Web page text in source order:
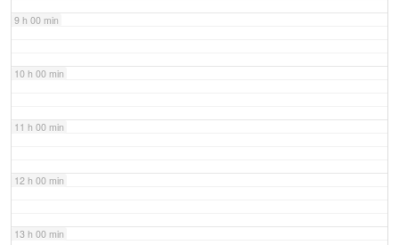
9 h 00 min
10 h 00 min
11 h 00 min
12 h 00 min
13 h 00 min